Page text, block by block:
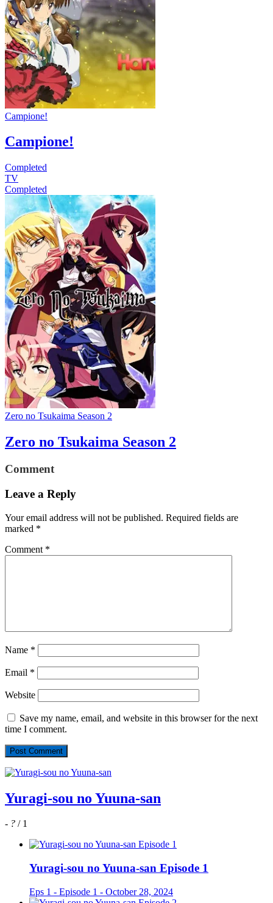
Campione!
Campione!
Completed
TV
Completed
Zero no Tsukaima Season 2
Zero no Tsukaima Season 2
Comment
Leave a Reply
Your email address will not be published. Required fields are
marked *
Comment *
Name *
Email *
Website
Save my name, email, and website in this browser for the next
time I comment.
Yuragi-sou no Yuuna-san
- ? / 1
Yuragi-sou no Yuuna-san Episode 1
Eps 1 - Episode 1 - October 28, 2024